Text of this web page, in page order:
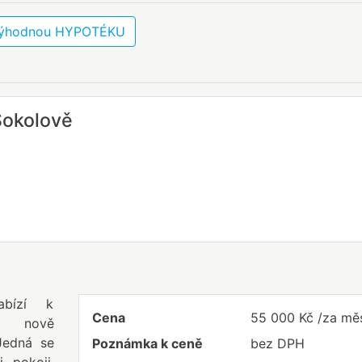
HYPOTÉKU
k
nově
se
Cena
55 000 Kč /za
Poznámka k ceně
bez DPH